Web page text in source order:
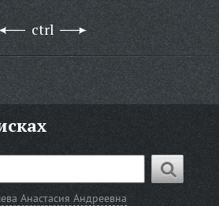
ctrl
Анастасия Андреевна